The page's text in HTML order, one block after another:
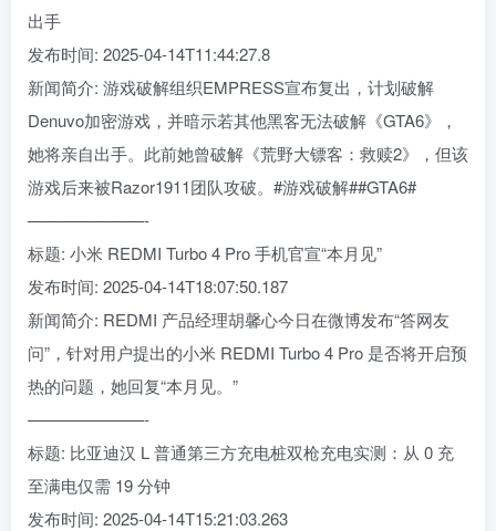
出手
发布时间: 2025-04-14T11:44:27.8
新闻简介: 游戏破解组织EMPRESS宣布复出，计划破解
Denuvo加密游戏，并暗示若其他黑客无法破解《GTA6》，
她将亲自出手。此前她曾破解《荒野大镖客：救赎2》，但该
游戏后来被Razor1911团队攻破。#游戏破解##GTA6#
———————-
标题: 小米 REDMI Turbo 4 Pro 手机官宣“本月见”
发布时间: 2025-04-14T18:07:50.187
新闻简介: REDMI 产品经理胡馨心今日在微博发布“答网友
问”，针对用户提出的小米 REDMI Turbo 4 Pro 是否将开启预
热的问题，她回复“本月见。”
———————-
标题: 比亚迪汉 L 普通第三方充电桩双枪充电实测：从 0 充
至满电仅需 19 分钟
发布时间: 2025-04-14T15:21:03.263